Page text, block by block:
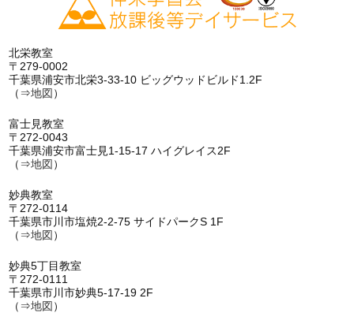
北栄教室
〒279-0002
千葉県浦安市北栄3-33-10 ビッグウッドビルド1.2F
（⇒地図 ）
富士見教室
〒272-0043
千葉県浦安市富士見1-15-17 ハイグレイス2F
（⇒地図 ）
妙典教室
〒272-0114
千葉県市川市塩焼2-2-75 サイドパークS 1F
（⇒地図 ）
妙典5丁目教室
〒272-0111
千葉県市川市妙典5-17-19 2F
（⇒地図 ）